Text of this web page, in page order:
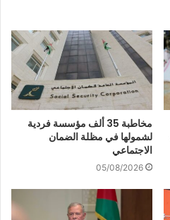
مخاطبة 35 ألف مؤسسة فردية
لشمولها في مظلة الضمان
الاجتماعي
05/08/2026